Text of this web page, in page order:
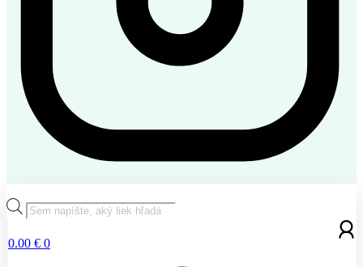
Products
search
0.00 € 0